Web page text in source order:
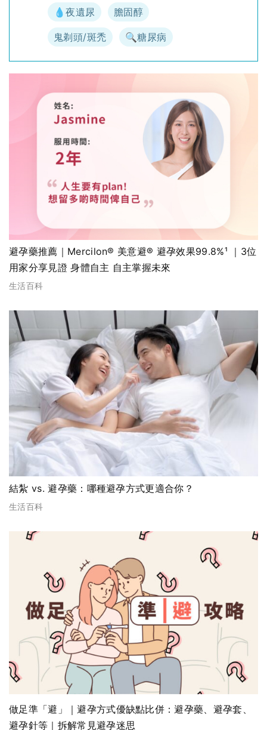
💧夜遺尿 膽固醇
鬼剃頭/斑禿 🔍糖尿病
避孕藥推薦｜Mercilon® 美意避® 避孕效果99.8%¹ ｜3位
用家分享見證 身體自主 自主掌握未來
生活百科
結紮 vs. 避孕藥：哪種避孕方式更適合你？
生活百科
做足準「避」｜避孕方式優缺點比併：避孕藥、避孕套、
避孕針等｜拆解常見避孕迷思